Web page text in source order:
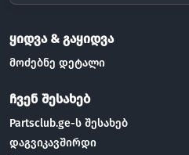
ყიდვა & გაყიდვა
მოძებნე დეტალი
ჩვენ შესახებ
Partsclub.ge-ს შესახებ
დაგვიკავშირდი